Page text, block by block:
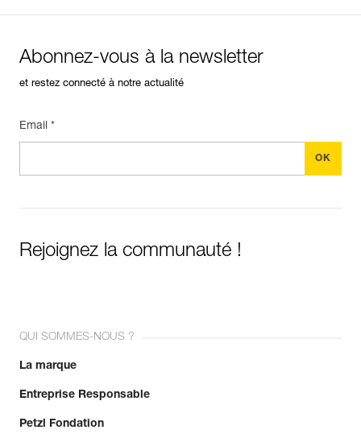
Abonnez-vous à la newsletter
et restez connecté à notre actualité
Email *
Rejoignez la communauté !
QUI SOMMES-NOUS ?
La marque
Entreprise Responsable
Petzl Fondation